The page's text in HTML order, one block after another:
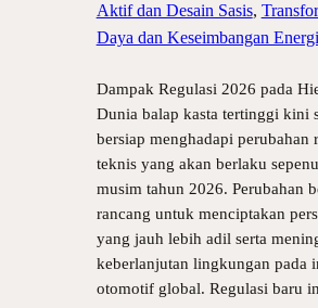
Aktif dan Desain Sasis,
Daya dan Keseimbangan Energi
Dampak Regulasi 2026 pada
Dunia balap kasta tertinggi kini
bersiap menghadapi perubahan
teknis yang akan berlaku
musim tahun 2026. Perubahan
rancang untuk menciptakan
yang jauh lebih adil serta
keberlanjutan lingkungan pada
otomotif global. Regulasi baru